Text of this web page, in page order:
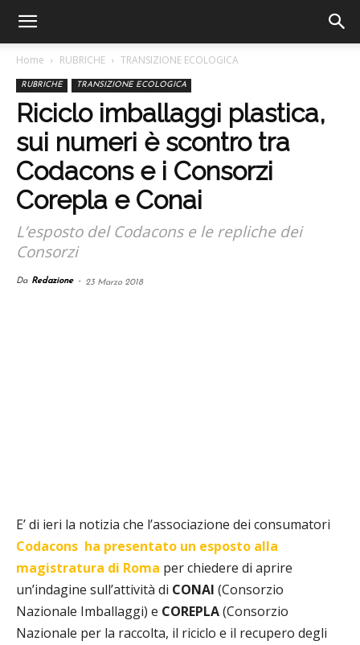
Home RUBRICHE TRANSIZIONE ECOLOGICA
RUBRICHE TRANSIZIONE ECOLOGICA
Riciclo imballaggi plastica,
sui numeri è scontro tra
Codacons e i Consorzi
Corepla e Conai
L’esposto del Codacons e le repliche dei
Consorzi
Da Redazione - 23 Marzo 2018
E’ di ieri la notizia che l’associazione dei consumatori
Codacons ha presentato un esposto alla
magistratura di Roma per chiedere di aprire
un’indagine sull’attività di CONAI (Consorzio
Nazionale Imballaggi) e COREPLA(Consorzio
Nazionale per la raccolta, il riciclo e il recupero degli